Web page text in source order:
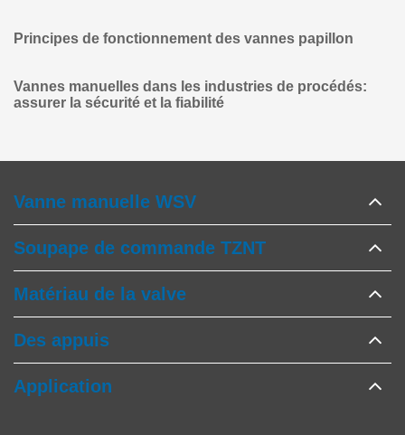
Principes de fonctionnement des vannes papillon
Vannes manuelles dans les industries de procédés:
assurer la sécurité et la fiabilité
Vanne manuelle WSV
Soupape de commande TZNT
Matériau de la valve
Des appuis
Application